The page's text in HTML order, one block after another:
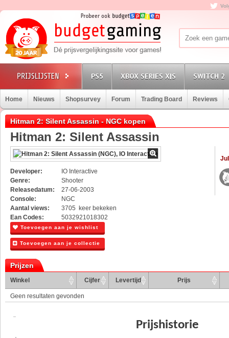
PS5 XBOX SERIES X|S SWITCH 2
Home Nieuws Shopsurvey Forum Trading Board Reviews
Hitman 2: Silent Assassin - NGC kopen
Hitman 2: Silent Assassin
Developer:
IO Interactive
Genre:
Shooter
Releasedatum:
27-06-2003
Console:
NGC
Aantal views:
3705 keer bekeken
Ean Codes:
5032921018302
Toevoegen aan je wishlist
Toevoegen aan je collectie
Prijzen
Winkel Cijfer Levertijd Prijs
Geen resultaten gevonden